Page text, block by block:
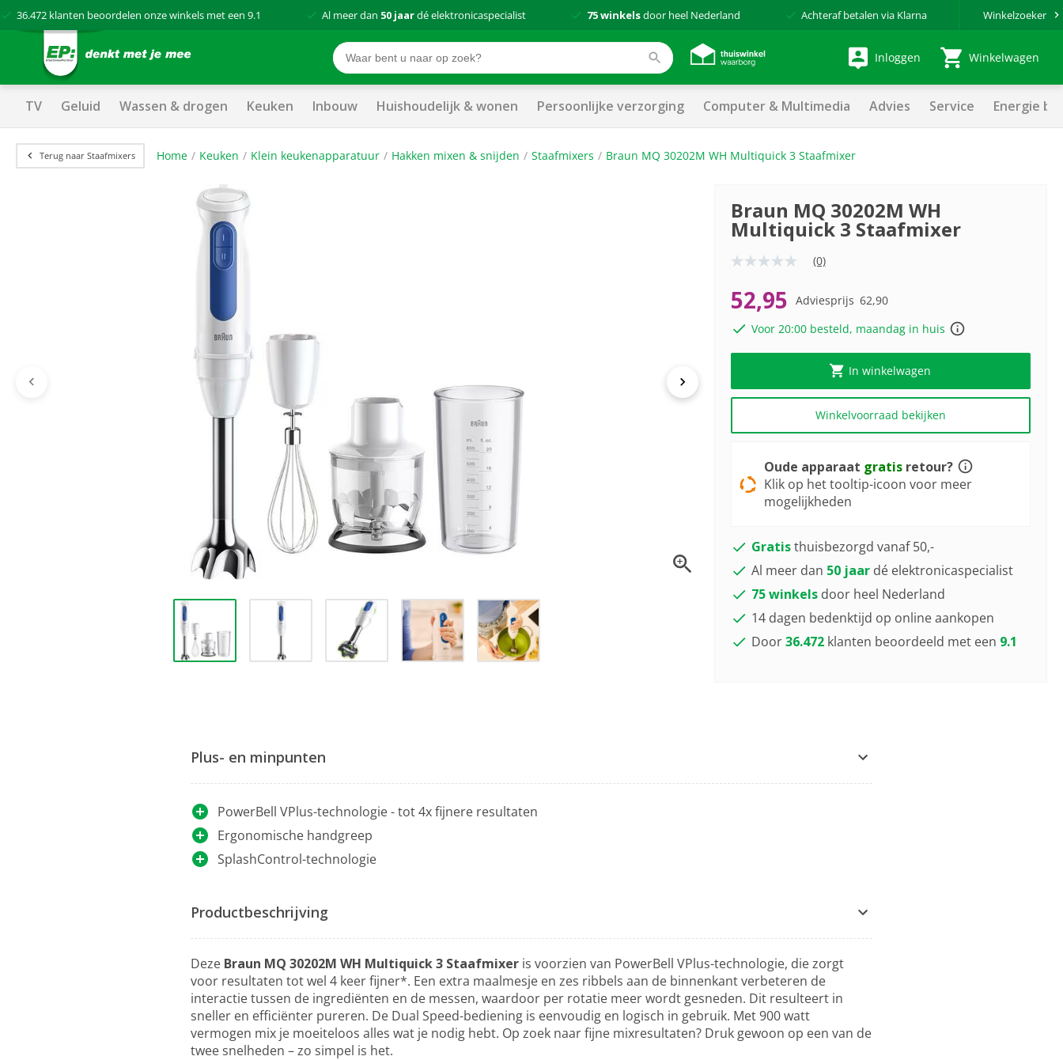
36.472 klanten beoordelen onze winkels met een 9.1 Al meer dan 50 jaardé elektronicaspecialist 75 winkelsdoor heel Nederland Achteraf betalen via Klarna Winkelzoeker
Inloggen Winkelwagen
TV Geluid Wassen & drogen Keuken Inbouw Huishoudelijk & wonen Persoonlijke verzorging Computer & Multimedia Advies Service Energie
Terug naar Staafmixers Home Keuken Klein keukenapparatuur Hakken mixen & snijden Staafmixers Braun MQ 30202M WH Multiquick 3 Staafmixer
Braun MQ 30202M WH
Multiquick 3 Staafmixer
Geen
Dezelfde
paginalink.
(0)
52,95 Adviesprijs 62,90
Voor 20:00 besteld, maandag in huis
In winkelwagen
Winkelvoorraad bekijken
Oude apparaat gratisretour?
Klik op het tooltip-icoon voor meer
mogelijkheden
Gratisthuisbezorgd vanaf 50,-
Al meer dan 50 jaardé elektronicaspecialist
75 winkelsdoor heel Nederland
14 dagen bedenktijd op online aankopen
Door36.472 klanten beoordeeld met een 9.1
Plus- en minpunten
PowerBell VPlus-technologie - tot 4x fijnere resultaten
Ergonomische handgreep
SplashControl-technologie
Productbeschrijving
Deze Braun MQ 30202M WH Multiquick 3 Staafmixer is voorzien van PowerBell VPlus-technologie, die zorgt
voor resultaten tot wel 4 keer fijner*. Een extra maalmesje en zes ribbels aan de binnenkant verbeteren de
interactie tussen de ingrediënten en de messen, waardoor per rotatie meer wordt gesneden. Dit resulteert in
sneller en efficiënter pureren. De Dual Speed-bediening is eenvoudig en logisch in gebruik. Met 900 watt
vermogen mix je moeiteloos alles wat je nodig hebt. Op zoek naar fijne mixresultaten? Druk gewoon op een van de
twee snelheden – zo simpel is het.